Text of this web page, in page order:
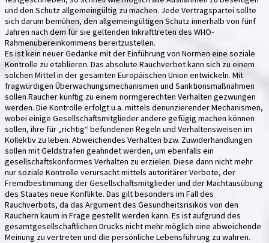
und den Schutz allgemeingültig zu machen. Jede Vertragspartei sollte
sich darum bemühen, den allgemeingültigen Schutz innerhalb von fünf
Jahren nach dem für sie geltenden Inkrafttreten des WHO-
Rahmenübereinkommens bereitzustellen.
Es ist kein neuer Gedanke mit der Einführung von Normen eine soziale
Kontrolle zu etablieren. Das absolute Rauchverbot kann sich zu einem
solchen Mittel in der gesamten Europäischen Union entwickeln. Mit
fragwürdigen Überwachungsmechanismen und Sanktionsmaßnahmen
sollen Raucher künftig zu einem normgerechten Verhalten gezwungen
werden. Die Kontrolle erfolgt u.a. mittels denunzierender Mechanismen,
wobei einige Gesellschaftsmitglieder andere gefügig machen können
sollen, ihre für „richtig“ befundenen Regeln und Verhaltensweisen im
Kollektiv zu leben. Abweichendes Verhalten bzw. Zuwiderhandlungen
sollen mit Geldstrafen geahndet werden, um ebenfalls ein
gesellschaftskonformes Verhalten zu erzielen. Diese dann nicht mehr
nur soziale Kontrolle verursacht mittels autoritärer Verbote, der
Fremdbestimmung der Gesellschaftsmitglieder und der Machtausübung
des Staates neue Konflikte. Das gilt besonders im Fall des
Rauchverbots, da das Argument des Gesundheitsrisikos von den
Rauchern kaum in Frage gestellt werden kann. Es ist aufgrund des
gesamtgesellschaftlichen Drucks nicht mehr möglich eine abweichende
Meinung zu vertreten und die persönliche Lebensführung zu wahren.